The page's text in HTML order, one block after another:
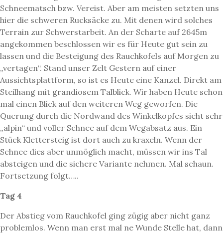
Schneematsch bzw. Vereist. Aber am meisten setzten uns
hier die schweren Rucksäcke zu. Mit denen wird solches
Terrain zur Schwerstarbeit. An der Scharte auf 2645m
angekommen beschlossen wir es für Heute gut sein zu
lassen und die Besteigung des Rauchkofels auf Morgen zu
„vertagen“. Stand unser Zelt Gestern auf einer
Aussichtsplattform, so ist es Heute eine Kanzel. Direkt am
Steilhang mit grandiosem Talblick. Wir haben Heute schon
mal einen Blick auf den weiteren Weg geworfen. Die
Querung durch die Nordwand des Winkelkopfes sieht sehr
„alpin“ und voller Schnee auf dem Wegabsatz aus. Ein
Stück Klettersteig ist dort auch zu kraxeln. Wenn der
Schnee dies aber unmöglich macht, müssen wir ins Tal
absteigen und die sichere Variante nehmen. Mal schaun.
Fortsetzung folgt…..
Tag 4
Der Abstieg vom Rauchkofel ging zügig aber nicht ganz
problemlos. Wenn man erst mal ne Wunde Stelle hat, dann